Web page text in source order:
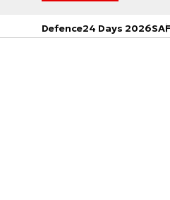
Defence24 Days 2026